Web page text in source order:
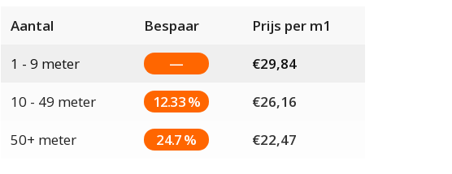
Aantal Bespaar Prijs per m1
1 - 9 meter — €29,84
10 - 49 meter 12.33 % €26,16
50+ meter 24.7 % €22,47